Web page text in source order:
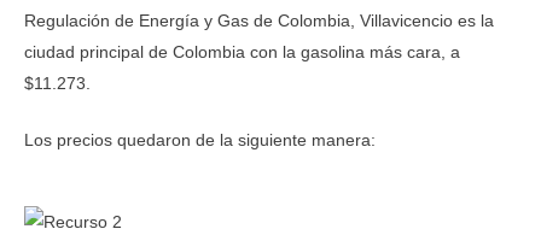
Regulación de Energía y Gas de Colombia, Villavicencio es la
ciudad principal de Colombia con la gasolina más cara, a
$11.273.
Los precios quedaron de la siguiente manera: